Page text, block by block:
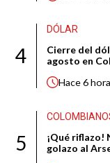
4
DÓLAR
Cierre del
agosto en
Hace6
5
¡Qué riflazo!
golazo al